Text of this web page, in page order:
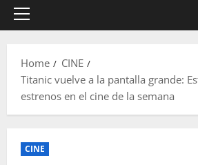
Primary
Home
CINE
Titanic vuelve a la pantalla grande:
estrenos en el cine de la semana
CINE